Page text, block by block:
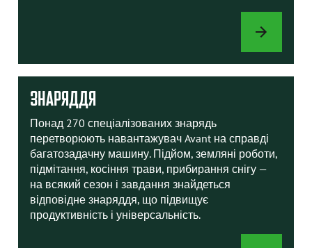
ІНСТРУКЦІЇ
AVANT
ЗНАРЯДДЯ
Понад 270 спеціалізованих знарядь
перетворюють навантажувач Avant на справді
багатозадачну машину. Підйом, земляні роботи,
підмітання, косіння трави, прибирання снігу —
на всякий сезон і завдання знайдеться
відповідне знаряддя, що підвищує
продуктивність і універсальність.